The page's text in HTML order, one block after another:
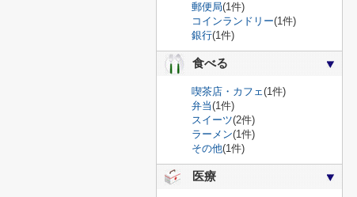
郵便局(1件)
コインランドリー(1件)
銀行(1件)
食べる
喫茶店・カフェ(1件)
弁当(1件)
スイーツ(2件)
ラーメン(1件)
その他(1件)
医療